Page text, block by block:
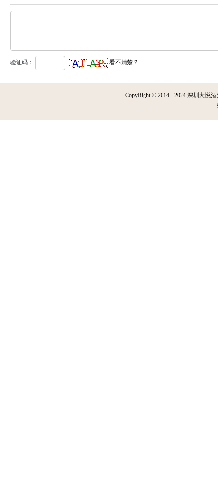
验证码： 看不清楚？
CopyRight © 2014 - 2024 深圳大悦